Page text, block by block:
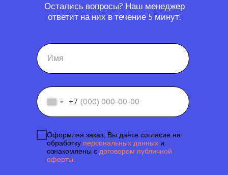
+7
Оформляя заказ, Вы даёте согласие на
обработку персональных данных и
ознакомлены с договором публичной
оферты.
Остались вопросы? Наш менеджер
ответит на них в течение 5 минут!